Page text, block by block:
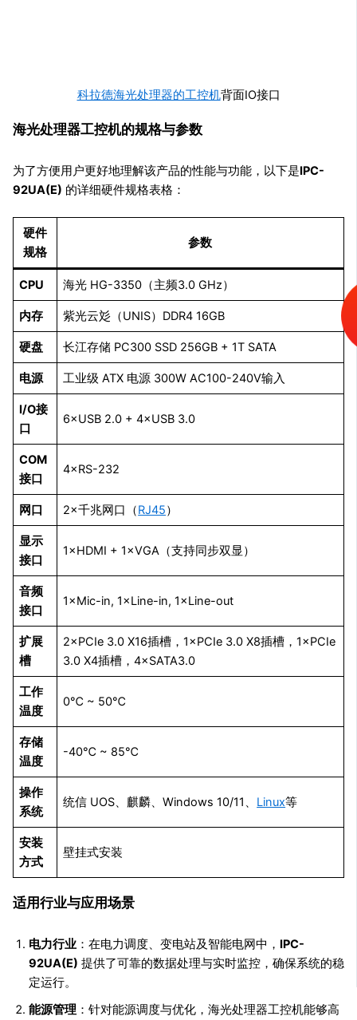
科拉德海光处理器的工控机背面IO接口
海光处理器工控机的规格与参数
为了方便用户更好地理解该产品的性能与功能，以下是IPC-
92UA(E) 的详细硬件规格表格：
硬件
规格
参数
CPU 海光 HG-3350（主频3.0 GHz）
内存 紫光云彣（UNIS）DDR4 16GB
硬盘 长江存储 PC300 SSD 256GB + 1T SATA
电源 工业级 ATX 电源 300W AC100-240V输入
I/O接
口
6×USB 2.0 + 4×USB 3.0
COM
接口
4×RS-232
网口 2×千兆网口（RJ45）
显示
接口
1×HDMI + 1×VGA（支持同步双显）
音频
接口
1×Mic-in, 1×Line-in, 1×Line-out
扩展
槽
2×PCIe 3.0 X16插槽，1×PCIe 3.0 X8插槽，1×PCIe
3.0 X4插槽，4×SATA3.0
工作
温度
0℃ ~ 50℃
存储
温度
-40℃ ~ 85℃
操作
系统
统信 UOS、麒麟、Windows 10/11、 Linux等
安装
方式
壁挂式安装
适用行业与应用场景
电力行业：在电力调度、变电站及智能电网中， IPC-
92UA(E) 提供了可靠的数据处理与实时监控，确保系统的稳
定运行。
能源管理：针对能源调度与优化，海光处理器工控机能够高